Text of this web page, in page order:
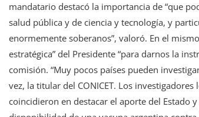
mandatario destacó la importancia de “que
salud pública y de ciencia y tecnología, y
enormemente soberanos”, valoró. En el
estratégica” del Presidente “para darnos la
comisión. “Muy pocos países pueden
vez, la titular del CONICET. Los
coincidieron en destacar el aporte del Estado